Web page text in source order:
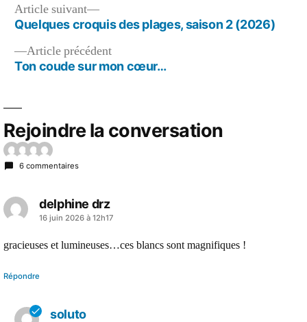
Navigation
de
l’article
Article précédentArticle
précédent :
Ton coude sur mon cœur…
Article suivant
Article
suivant :
Quelques croquis des plages, saison 2 (2026)
Rejoindre la conversation
6 commentaires
delphine drz
a
16 juin 2026 à 12h17
gracieuses et lumineuses…ces blancs sont magnifiques !
Répondre
soluto